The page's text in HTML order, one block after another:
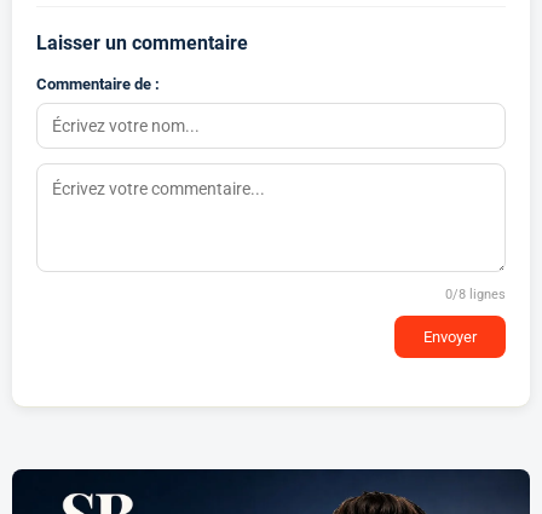
Laisser un commentaire
Commentaire de :
0/8 lignes
Envoyer